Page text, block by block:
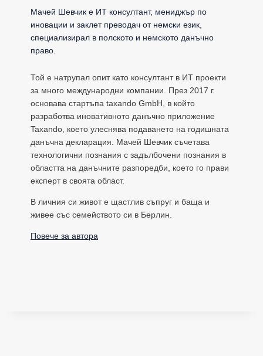
Мачей Шевчик е ИТ консултант, мениджър по
иновации и заклет преводач от немски език,
специализирал в полското и немското данъчно
право.
Той е натрупал опит като консултант в ИТ проекти
за много международни компании. През 2017 г.
основава стартъпа taxando GmbH, в който
разработва иновативното данъчно приложение
Taxando, което улеснява подаването на годишната
данъчна декларация. Мачей Шевчик съчетава
технологични познания с задълбочени познания в
областта на данъчните разпоредби, което го прави
експерт в своята област.
В личния си живот е щастлив съпруг и баща и
живее със семейството си в Берлин.
Повече за автора